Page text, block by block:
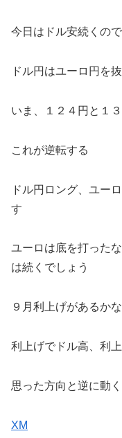
今日はドル安続くの
ドル円はユーロ円を抜
いま、１２４円と１
これが逆転する
ドル円ロング、ユー
す
ユーロは底を打った
は続くでしょう
９月利上げがあるか
利上げでドル高、利
思った方向と逆に動
XM